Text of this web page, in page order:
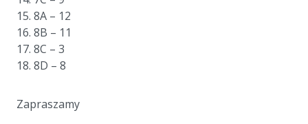
15. 8A – 12
16. 8B – 11
17. 8C – 3
18. 8D – 8
Zapraszamy